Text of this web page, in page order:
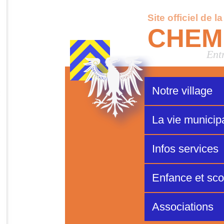
Site officiel de
Notre village
La vie
Infos services
Enfance et
Associations